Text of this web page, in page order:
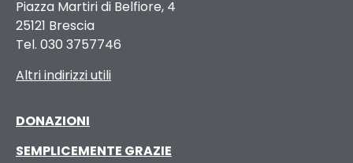
Piazza Martiri di Belfiore, 4
25121 Brescia
Tel. 030 3757746
Altri indirizzi utili
DONAZIONI
SEMPLICEMENTE GRAZIE